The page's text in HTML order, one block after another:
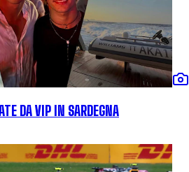
DA VIP IN SARDEGNA